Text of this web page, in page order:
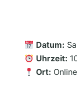
Datum:
Uhrzeit:
Ort: Online